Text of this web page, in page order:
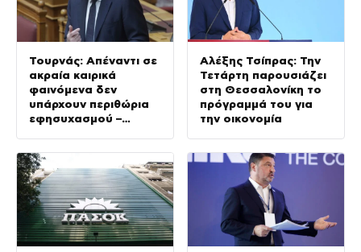
Τουρνάς: Απέναντι σε
ακραία καιρικά
φαινόμενα δεν
υπάρχουν περιθώρια
εφησυχασμού –
Αττικοβοιωτία
Αλέξης Τσίπρας: Την
Τετάρτη παρουσιάζει
στη Θεσσαλονίκη το
πρόγραμμά του για
την οικονομία